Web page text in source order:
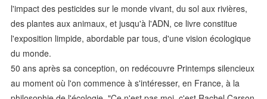
l'impact des pesticides sur le monde vivant, du sol aux rivières,
des plantes aux animaux, et jusqu'à l'ADN, ce livre constitue
l'exposition limpide, abordable par tous, d'une vision écologique
du monde.
50 ans après sa conception, on redécouvre Printemps silencieux
au moment où l'on commence à s'intéresser, en France, à la